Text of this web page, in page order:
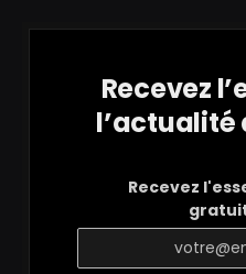
Recevez
Recevez